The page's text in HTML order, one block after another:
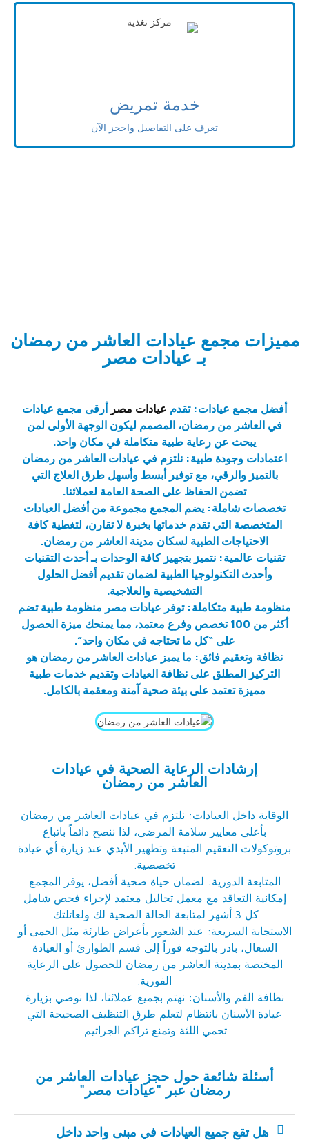
خدمة تمريض
تعرف على التفاصيل واحجز الآن
مميزات مجمع عيادات العاشر من رمضان
بـ عيادات مصر
أفضل مجمع عيادات: تقدم عيادات مصر
أرقى مجمع عيادات
في العاشر من رمضان، المصمم ليكون الوجهة الأولى لمن
يبحث عن رعاية طبية متكاملة في مكان واحد.
اعتمادات وجودة طبية: نلتزم في عيادات العاشر من رمضان
بالتميز والرقي، مع توفير أبسط وأسهل طرق العلاج التي
تضمن الحفاظ على الصحة العامة لعملائنا.
تخصصات شاملة: يضم المجمع مجموعة من أفضل العيادات
المتخصصة التي تقدم خدماتها بخبرة لا تقارن، لتغطية كافة
الاحتياجات الطبية لسكان مدينة العاشر من رمضان.
تقنيات عالمية: نتميز بتجهيز كافة الوحدات بـ أحدث التقنيات
وأحدث التكنولوجيا الطبية لضمان تقديم أفضل الحلول
التشخيصية والعلاجية.
منظومة طبية متكاملة: توفر عيادات مصر منظومة طبية تضم
أكثر من 100 تخصص وفرع معتمد، مما يمنحك ميزة الحصول
على “كل ما تحتاجه في مكان واحد”.
نظافة وتعقيم فائق: ما يميز عيادات العاشر من رمضان هو
التركيز المطلق على نظافة العيادات وتقديم خدمات طبية
مميزة تعتمد على بيئة صحية آمنة ومعقمة بالكامل.
إرشادات الرعاية الصحية في عيادات
العاشر من رمضان
الوقاية داخل العيادات: نلتزم في عيادات العاشر من رمضان
بأعلى معايير سلامة المرضى، لذا ننصح دائماً باتباع
بروتوكولات التعقيم المتبعة وتطهير الأيدي عند زيارة أي عيادة
تخصصية.
المتابعة الدورية: لضمان حياة صحية أفضل، يوفر المجمع
إمكانية التعاقد مع معمل تحاليل معتمد لإجراء فحص شامل
كل 3 أشهر لمتابعة الحالة الصحية لك ولعائلتك.
الاستجابة السريعة: عند الشعور بأعراض طارئة مثل الحمى أو
السعال، بادر بالتوجه فوراً إلى قسم الطوارئ أو العيادة
المختصة بمدينة العاشر من رمضان للحصول على الرعاية
الفورية.
نظافة الفم والأسنان: نهتم بجميع عملائنا، لذا نوصي بزيارة
عيادة الأسنان بانتظام لتعلم طرق التنظيف الصحيحة التي
تحمي اللثة وتمنع تراكم الجراثيم.
أسئلة شائعة حول حجز عيادات العاشر من
رمضان عبر "عيادات مصر"
هل تقع جميع العيادات في مبنى واحد داخل